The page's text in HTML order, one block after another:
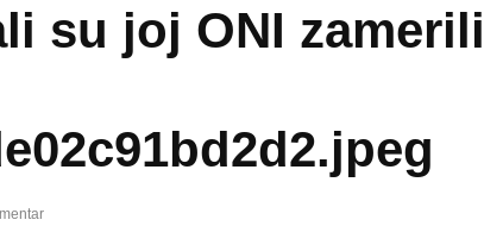
su joj ONI zamerili